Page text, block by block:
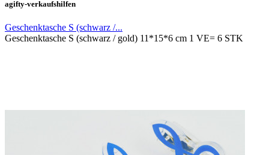
agifty-verkaufshilfen
Geschenktasche S (schwarz /...
Geschenktasche S (schwarz / gold) 11*15*6 cm 1 VE= 6 STK